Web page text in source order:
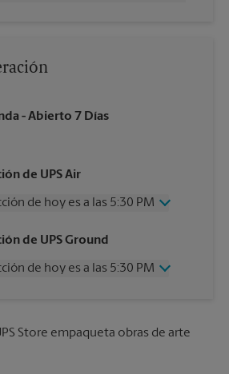
- Abierto 7 Días
de UPS Air
de hoy es a las 5:30 PM
PM
PM
de UPS Ground
de hoy es a las 5:30 PM
PM